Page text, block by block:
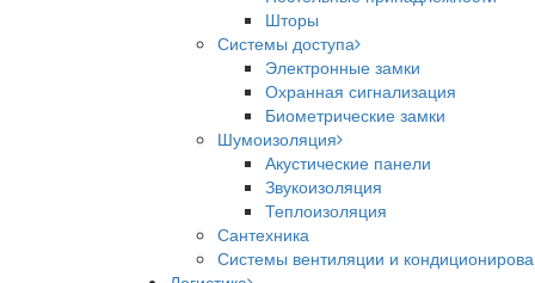
Шторы
Системы доступа
Электронные замки
Охранная сигнализация
Биометрические замки
Шумоизоляция
Акустические панели
Звукоизоляция
Теплоизоляция
Сантехника
Системы вентиляции и